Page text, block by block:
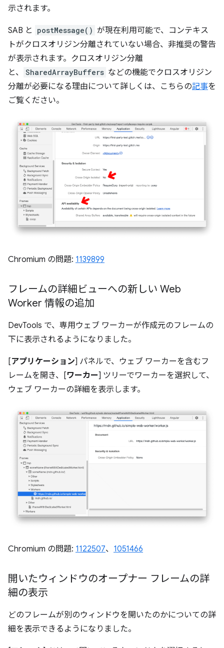
示されます。
SAB と postMessage() が現在利用可能で、コンテキス
トがクロスオリジン分離されていない場合、非推奨の警告
が表示されます。クロスオリジン分離
と、
SharedArrayBuffers などの機能でクロスオリジン
分離が必要になる理由について詳しくは、こちらの記事を
ご覧ください。
Chromium の問題: 1139899
フレームの詳細ビューへの新しい Web
Worker 情報の追加
DevTools で、専用ウェブ ワーカーが作成元のフレームの
下に表示されるようになりました。
[アプリケーション] パネルで、ウェブ ワーカーを含むフ
レームを開き、[ワーカー] ツリーでワーカーを選択して、
ウェブ ワーカーの詳細を表示します。
Chromium の問題: 1122507、 1051466
開いたウィンドウのオープナー フレームの詳
細の表示
どのフレームが別のウィンドウを開いたのかについての詳
細を表示できるようになりました。